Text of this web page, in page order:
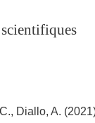
Diallo, A.